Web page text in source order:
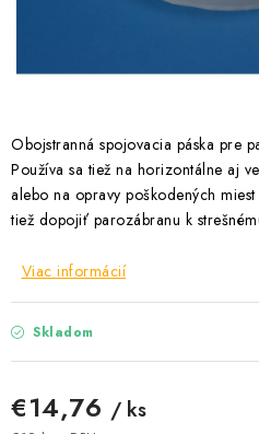
Podmínky ochrany osobních údajů
Obojstranná spojovacia páska pre
Používa sa tiež na horizontálne aj
alebo na opravy poškodených
tiež dopojiť parozábranu k
Viac informácií
Skladom
€14,76 / ks